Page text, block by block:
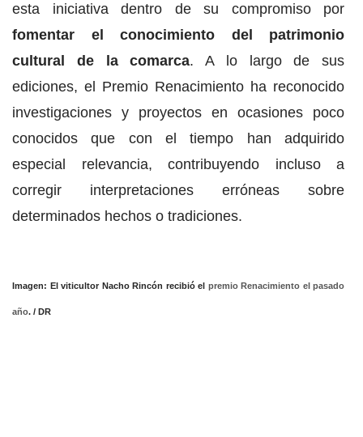
esta iniciativa dentro de su compromiso por
fomentar el conocimiento del patrimonio
cultural de la comarca. A lo largo de sus
ediciones, el Premio Renacimiento ha reconocido
investigaciones y proyectos en ocasiones poco
conocidos que con el tiempo han adquirido
especial relevancia, contribuyendo incluso a
corregir interpretaciones erróneas sobre
determinados hechos o tradiciones.
Imagen: El viticultor Nacho Rincón recibió el premio Renacimiento el pasado
año. / DR